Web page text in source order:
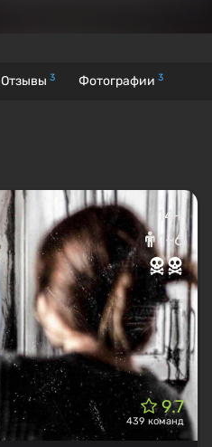
Отзывы 3 Фотографии 3
14+
1–6
9.7
439 команд